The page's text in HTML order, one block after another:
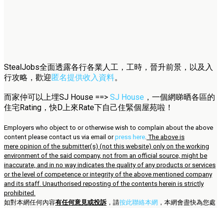
StealJobs全面透露各行各業人工，工時，晉升前景，以及入
行攻略，歡迎匿名提供收入資料。
而家仲可以上埋SJ House ==> SJ House ，一個網睇晒各區的
住宅Rating，快D上來Rate下自己住緊個屋苑啦！
Employers who object to or otherwise wish to complain about the above
content please contact us via email orpress here. The above is
mere opinion of the submitter(s) (not this website) only on the working
environment of the said company, not from an official source, might be
inaccurate, and in no way indicates the quality of any products or services
or the level of competence or integrity of the above mentioned company
and its staff. Unauthorised reposting of the contents herein is strictly
prohibited.
如對本網任何內容有任何意見或投訴 ，請按此聯絡本網 ，本網會盡快為您處